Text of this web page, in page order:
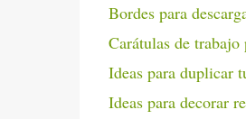
Bordes para
Carátulas de
Ideas para duplicar
Ideas para decorar